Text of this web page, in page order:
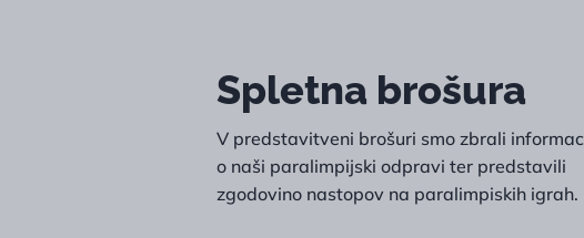
Spletna brošura
V predstavitveni brošuri smo zbrali
o naši paralimpijski odpravi ter predstavili
zgodovino nastopov na paralimpiskih igrah.